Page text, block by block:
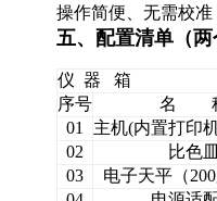
操作简便、无需校
五、配置清单（
仪 器 箱
序号
名
01
主机(内置打印
02
比色
03
电子天平（